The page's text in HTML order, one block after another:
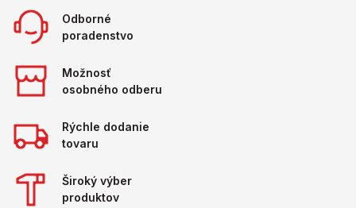
Odborné
poradenstvo
Možnosť
osobného odberu
Rýchle dodanie
tovaru
Široký výber
produktov